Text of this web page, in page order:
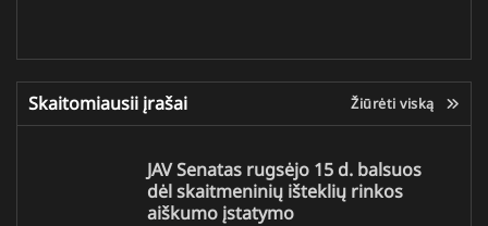
Skaitomiausii įrašai Žiūrėti viską
JAV Senatas rugsėjo 15 d. balsuos
dėl skaitmeninių išteklių rinkos
aiškumo įstatymo